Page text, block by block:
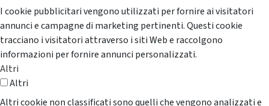
I cookie pubblicitari vengono utilizzati per fornire ai visitatori
annunci e campagne di marketing pertinenti. Questi cookie
tracciano i visitatori attraverso i siti Web e raccolgono
informazioni per fornire annunci personalizzati.
Altri
Altri
Altri cookie non classificati sono quelli che vengono analizzati e